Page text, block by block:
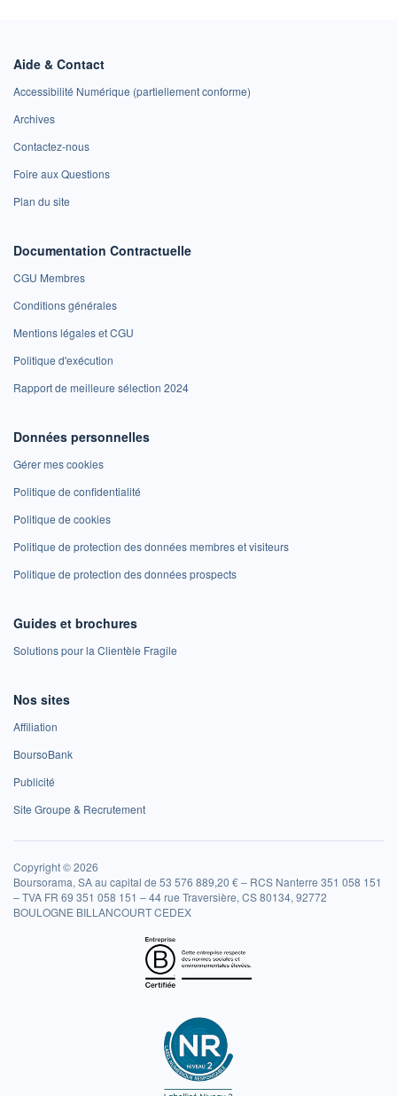
Aide & Contact
Accessibilité Numérique (partiellement conforme)
Archives
Contactez-nous
Foire aux Questions
Plan du site
Documentation Contractuelle
CGU Membres
Conditions générales
Mentions légales et CGU
Politique d'exécution
Rapport de meilleure sélection 2024
Données personnelles
Gérer mes cookies
Politique de confidentialité
Politique de cookies
Politique de protection des données membres et visiteurs
Politique de protection des données prospects
Guides et brochures
Solutions pour la Clientèle Fragile
Nos sites
Affiliation
BoursoBank
Publicité
Site Groupe & Recrutement
Copyright © 2026
Boursorama, SA au capital de 53 576 889,20 € – RCS Nanterre 351 058 151
– TVA FR 69 351 058 151 – 44 rue Traversière, CS 80134, 92772
BOULOGNE BILLANCOURT CEDEX